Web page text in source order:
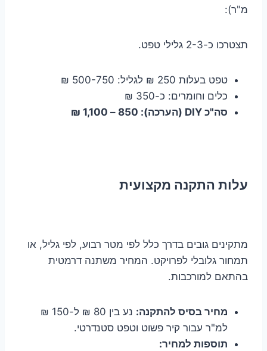
מ"ר):
תצטרכו כ-2-3 גלילי טפט.
טפט בעלות 250 ₪ לגליל: 500-750 ₪
כלים וחומרים: כ-350 ₪
סה"כ DIY (הערכה): 850 – 1,100 ₪
עלות התקנה מקצועית
מתקינים גובים בדרך כלל לפי מטר רבוע, לפי גליל, או
תמחור גלובלי לפרויקט. המחיר משתנה דרמטית
בהתאם למורכבות.
מחיר בסיס להתקנה:
נע בין 80 ₪ ל-150 ₪
למ"ר עבור קיר פשוט וטפט סטנדרטי.
תוספות למחיר: